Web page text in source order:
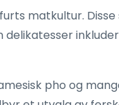
matkultur.
delikatesser
pho og